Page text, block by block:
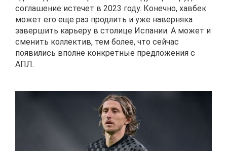
соглашение истечет в 2023 году. Конечно, хавбек
может его еще раз продлить и уже наверняка
завершить карьеру в столице Испании. А может и
сменить коллектив, тем более, что сейчас
появились вполне конкретные предложения с
АПЛ.